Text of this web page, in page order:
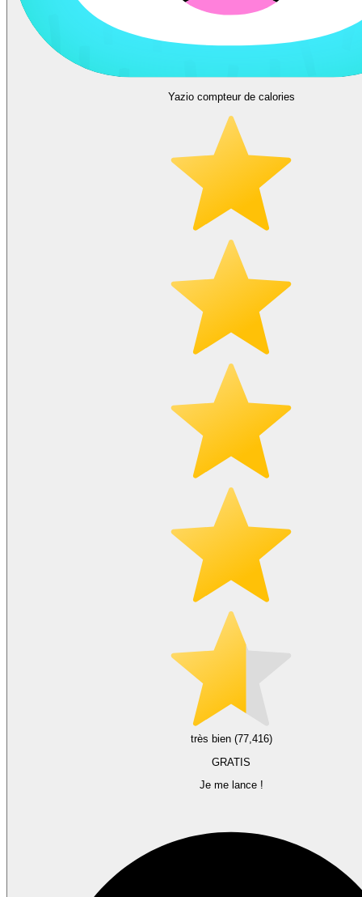
Yazio compteur de calories
très bien (77,416)
GRATIS
Je me lance !